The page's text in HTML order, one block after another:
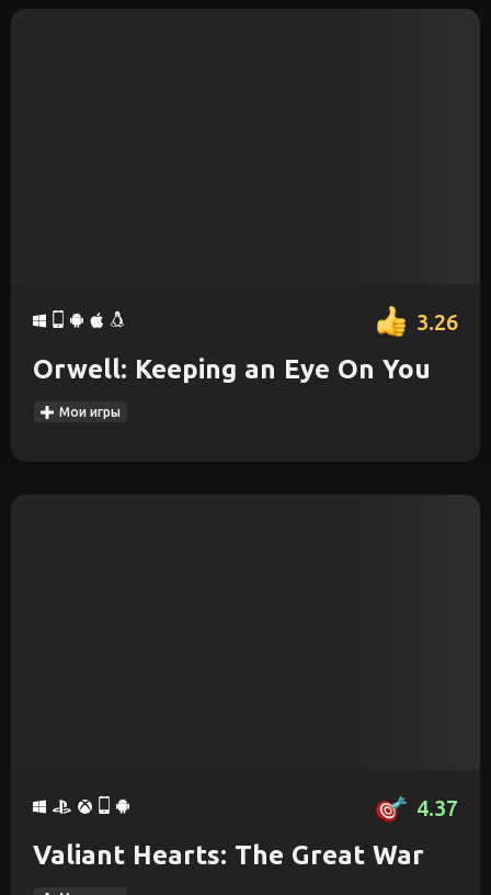
3.26
Orwell: Keeping an Eye On You
Мои игры
4.37
Valiant Hearts: The Great War